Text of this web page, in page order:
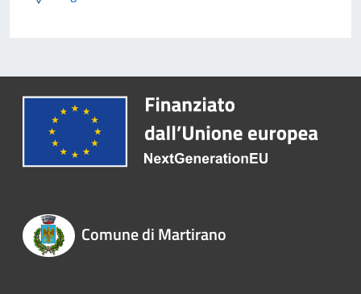
Comune di Martirano